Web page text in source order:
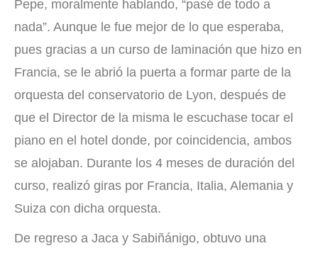
Pepe, moralmente hablando, “pasé de todo a
nada”. Aunque le fue mejor de lo que esperaba,
pues gracias a un curso de laminación que hizo en
Francia, se le abrió la puerta a formar parte de la
orquesta del conservatorio de Lyon, después de
que el Director de la misma le escuchase tocar el
piano en el hotel donde, por coincidencia, ambos
se alojaban. Durante los 4 meses de duración del
curso, realizó giras por Francia, Italia, Alemania y
Suiza con dicha orquesta.
De regreso a Jaca y Sabiñánigo, obtuvo una